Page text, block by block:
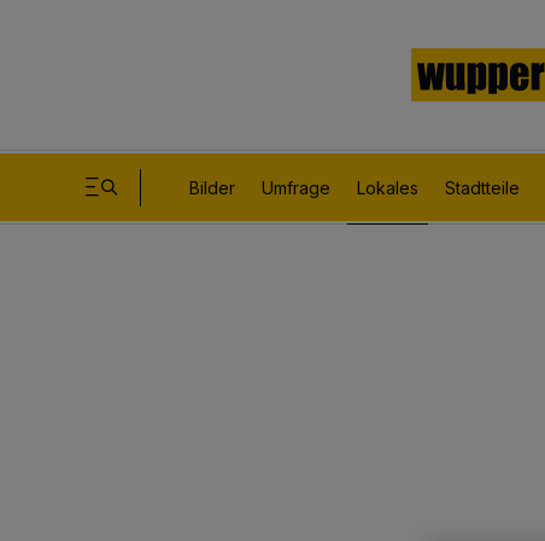
Bilder Umfrage Lokales Stadtteile